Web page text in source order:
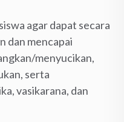
agar dapat secara
dan mencapai
menyucikan,
serta
vasikarana, dan